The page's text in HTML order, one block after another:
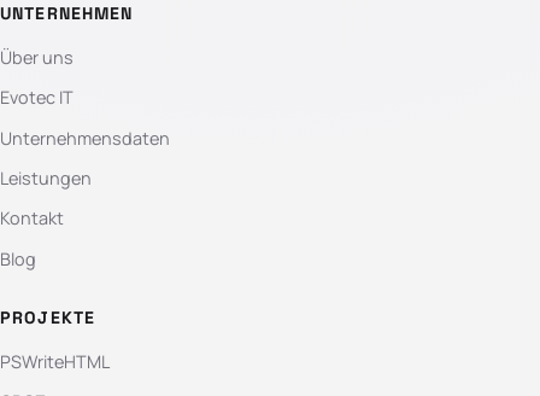
UNTERNEHMEN
Über uns
Evotec IT
Unternehmensdaten
Leistungen
Kontakt
Blog
PROJEKTE
PSWriteHTML